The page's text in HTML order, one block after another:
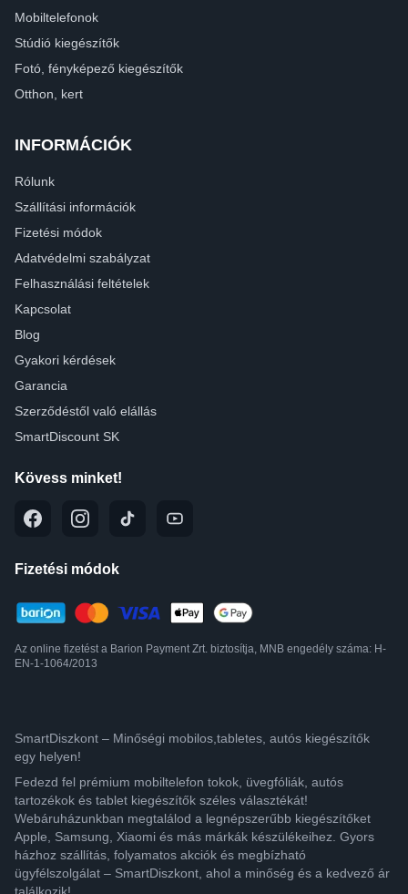
Mobiltelefonok
Stúdió kiegészítők
Fotó, fényképező kiegészítők
Otthon, kert
INFORMÁCIÓK
Rólunk
Szállítási információk
Fizetési módok
Adatvédelmi szabályzat
Felhasználási feltételek
Kapcsolat
Blog
Gyakori kérdések
Garancia
Szerződéstől való elállás
SmartDiscount SK
Kövess minket!
Fizetési módok
Az online fizetést a Barion Payment Zrt. biztosítja, MNB engedély száma: H-
EN-1-1064/2013
SmartDiszkont – Minőségi mobilos,tabletes, autós kiegészítők
egy helyen!
Fedezd fel prémium mobiltelefon tokok, üvegfóliák, autós
tartozékok és tablet kiegészítők széles választékát!
Webáruházunkban megtalálod a legnépszerűbb kiegészítőket
Apple, Samsung, Xiaomi és más márkák készülékeihez. Gyors
házhoz szállítás, folyamatos akciók és megbízható
ügyfélszolgálat – SmartDiszkont, ahol a minőség és a kedvező ár